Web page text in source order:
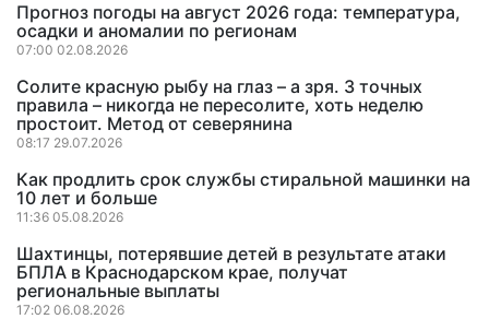
Прогноз погоды на август 2026 года: температура,
осадки и аномалии по регионам
07:00 02.08.2026
Солите красную рыбу на глаз – а зря. 3 точных
правила – никогда не пересолите, хоть неделю
простоит. Метод от северянина
08:17 29.07.2026
Как продлить срок службы стиральной машинки на
10 лет и больше
11:36 05.08.2026
Шахтинцы, потерявшие детей в результате атаки
БПЛА в Краснодарском крае, получат
региональные выплаты
17:02 06.08.2026